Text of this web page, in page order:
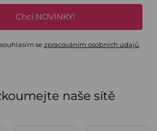
Chci NOVINKY!
sezpracováním osobních údajů.
naše sítě